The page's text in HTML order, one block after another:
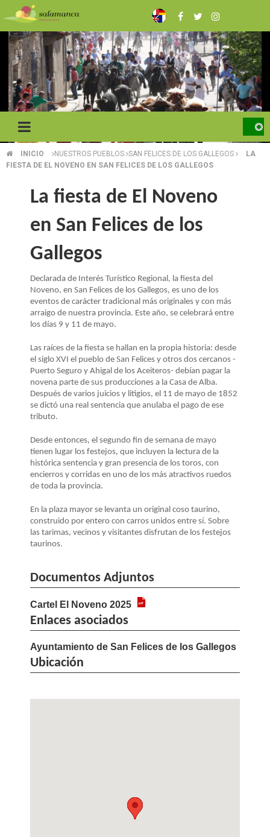
Pasar
al
contenido
principal
SOBRESCRIBIR
AYUDA
NAVEGACIÓN
INICIO NUESTROS PUEBLOS SAN FELICES DE LOS GALLEGOS
LA
FIESTA DE EL NOVENO EN SAN FELICES DE LOS GALLEGOS
La fiesta de El Noveno
en San Felices de los
Gallegos
Declarada de Interés Turístico Regional, la fiesta del
Noveno, en San Felices de los Gallegos, es uno de los
eventos de carácter tradicional más originales y con más
arraigo de nuestra provincia. Este año, se celebrará entre
los días 9 y 11 de mayo.
Las raíces de la fiesta se hallan en la propia historia: desde
el siglo XVI el pueblo de San Felices y otros dos cercanos -
Puerto Seguro y Ahigal de los Aceiteros- debían pagar la
novena parte de sus producciones a la Casa de Alba.
Después de varios juicios y litigios, el 11 de mayo de 1852
se dictó una real sentencia que anulaba el pago de ese
tributo.
Desde entonces, el segundo fin de semana de mayo
tienen lugar los festejos, que incluyen la lectura de la
histórica sentencia y gran presencia de los toros, con
encierros y corridas en uno de los más atractivos ruedos
de toda la provincia.
En la plaza mayor se levanta un original coso taurino,
construido por entero con carros unidos entre sí. Sobre
las tarimas, vecinos y visitantes disfrutan de los festejos
taurinos.
Documentos Adjuntos
Cartel El Noveno 2025
Enlaces asociados
Ayuntamiento de San Felices de los Gallegos
Ubicación